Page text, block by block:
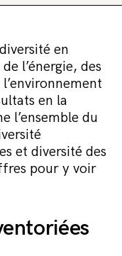
en
l’énergie, des
en la
l’ensemble du
et diversité des
pour y voir
sauver, nous lançons